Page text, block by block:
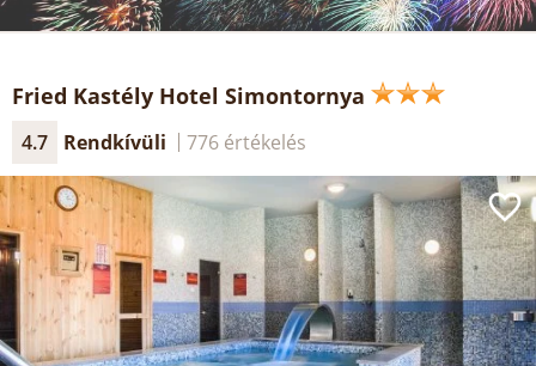
Fried Kastély Hotel Simontornya
4.7 Rendkívüli 776 értékelés